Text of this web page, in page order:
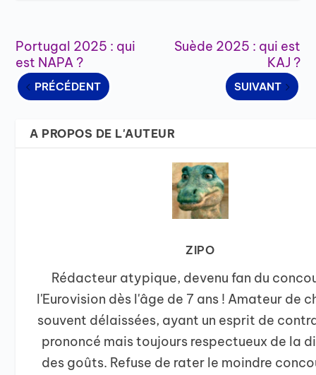
Portugal 2025 : qui
est NAPA ?
PRÉCÉDENT
Suède 2025 : qui est
KAJ ?
SUIVANT
A PROPOS DE L'AUTEUR
ZIPO
Rédacteur atypique, devenu fan du
l'Eurovision dès l'âge de 7 ans ! Amateur de
souvent délaissées, ayant un esprit de
prononcé mais toujours respectueux de la
des goûts. Refuse de rater le moindre